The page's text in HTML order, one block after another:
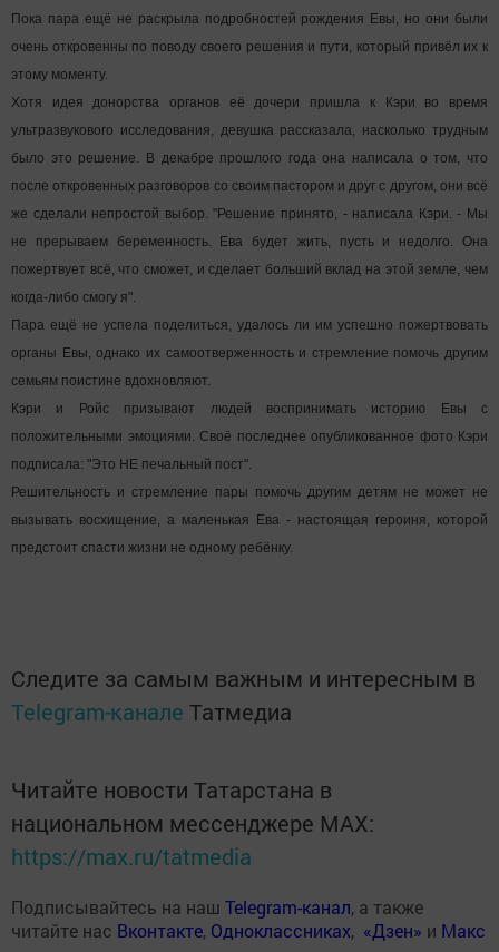
Пока пара ещё не раскрыла подробностей рождения Евы, но они были
очень откровенны по поводу своего решения и пути, который привёл их к
этому моменту.
Хотя идея донорства органов её дочери пришла к Кэри во время
ультразвукового исследования, девушка рассказала, насколько трудным
было это решение. В декабре прошлого года она написала о том, что
после откровенных разговоров со своим пастором и друг с другом, они всё
же сделали непростой выбор. "Решение принято, - написала Кэри. - Мы
не прерываем беременность. Ева будет жить, пусть и недолго. Она
пожертвует всё, что сможет, и сделает больший вклад на этой земле, чем
когда-либо смогу я".
Пара ещё не успела поделиться, удалось ли им успешно пожертвовать
органы Евы, однако их самоотверженность и стремление помочь другим
семьям поистине вдохновляют.
Кэри и Ройс призывают людей воспринимать историю Евы с
положительными эмоциями. Своё последнее опубликованное фото Кэри
подписала: "Это НЕ печальный пост".
Решительность и стремление пары помочь другим детям не может не
вызывать восхищение, а маленькая Ева - настоящая героиня, которой
предстоит спасти жизни не одному ребёнку.
Следите за самым важным и интересным в
Telegram-канале Татмедиа
Читайте новости Татарстана в
национальном мессенджере MАХ:
https://max.ru/tatmedia
Подписывайтесь на наш Telegram-канал, а также
читайте нас Вконтакте, Одноклассниках, «Дзен» и Макс